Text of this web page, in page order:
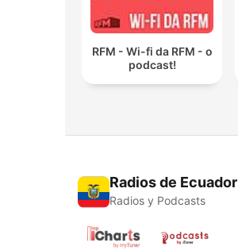
RFM - Wi-fi da RFM - o
podcast!
Radios de Ecuador
Radios y Podcasts